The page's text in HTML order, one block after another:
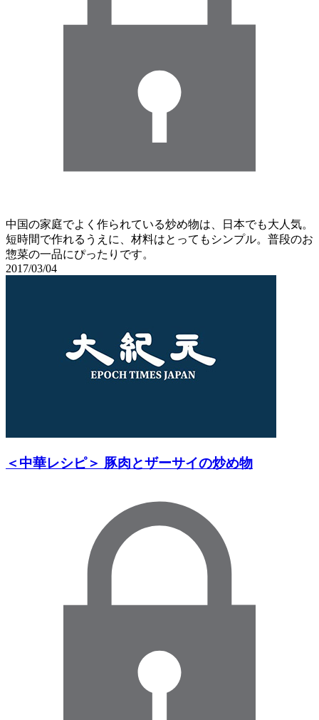
中国の家庭でよく作られている炒め物は、日本でも大人気。
短時間で作れるうえに、材料はとってもシンプル。普段のお
惣菜の一品にぴったりです。
2017/03/04
＜中華レシピ＞ 豚肉とザーサイの炒め物